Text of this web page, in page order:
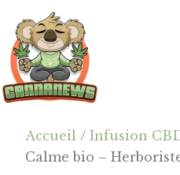
contenu
principal
barre
latérale
principale
footer
Cannanews.fr
Accueil /Infusion
Calme bio –